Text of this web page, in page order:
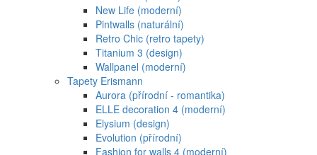
New Life (moderní)
Pintwalls (naturální)
Retro Chic (retro tapety)
Titanium 3 (design)
Wallpanel (moderní)
Tapety Erismann
Aurora (přírodní - romantika)
ELLE decoration 4 (moderní)
Elysium (design)
Evolution (přírodní)
Fashion for walls 4 (moderní)